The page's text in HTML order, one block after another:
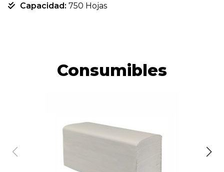
Capacidad: 750 Hojas
Consumibles